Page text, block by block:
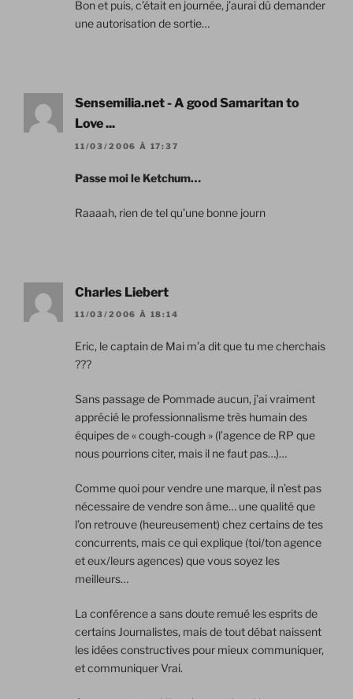
Bon et puis, c’était en journée, j’aurai dû demander
une autorisation de sortie…
Sensemilia.net - A good Samaritan to
Love ...
11/03/2006 À 17:37
Passe moi le Ketchum…
Raaaah, rien de tel qu’une bonne journ
Charles Liebert
11/03/2006 À 18:14
Eric, le captain de Mai m’a dit que tu me cherchais
???
Sans passage de Pommade aucun, j’ai vraiment
apprécié le professionnalisme très humain des
équipes de « cough-cough » (l’agence de RP que
nous pourrions citer, mais il ne faut pas…)…
Comme quoi pour vendre une marque, il n’est pas
nécessaire de vendre son âme… une qualité que
l’on retrouve (heureusement) chez certains de tes
concurrents, mais ce qui explique (toi/ton agence
et eux/leurs agences) que vous soyez les
meilleurs…
La conférence a sans doute remué les esprits de
certains Journalistes, mais de tout débat naissent
les idées constructives pour mieux communiquer,
et communiquer Vrai.